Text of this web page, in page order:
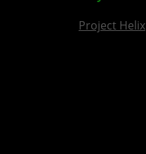
Project Helix